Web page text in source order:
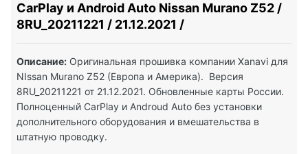
CarPlay и Android Auto Nissan Murano Z52 /
8RU_20211221 / 21.12.2021 /
Описание: Оригинальная прошивка компании Xanavi для
NIssan Murano Z52 (Европа и Америка). Версия
8RU_20211221 от 21.12.2021. Обновленные карты России.
Полноценный CarPlay и Androud Auto без установки
дополнительного оборудования и вмешательства в
штатную проводку.